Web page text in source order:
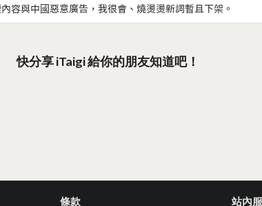
容與中國惡意廣告，我很會、燒燙燙新詞暫且下架。
快分享 iTaigi 給你的朋友知道吧！
條款 站內